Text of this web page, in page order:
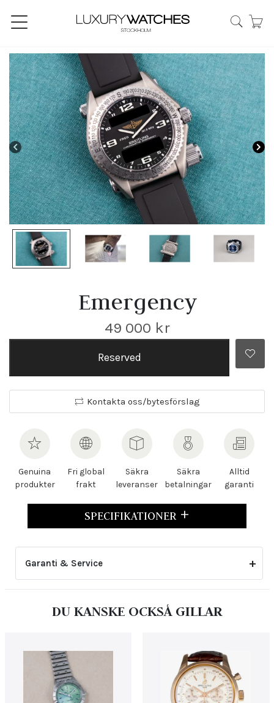
Emergency
49 000 kr
Reserved
Kontakta oss/bytesförslag
Genuina
produkter
Fri global
frakt
Säkra
leveranser
Säkra
betalningar
Alltid
garanti
SPECIFIKATIONER
Garanti & Service
som uppstått genom felaktig skötsel eller ovarsam
part.
DU KANSKE OCKSÅ GILLAR